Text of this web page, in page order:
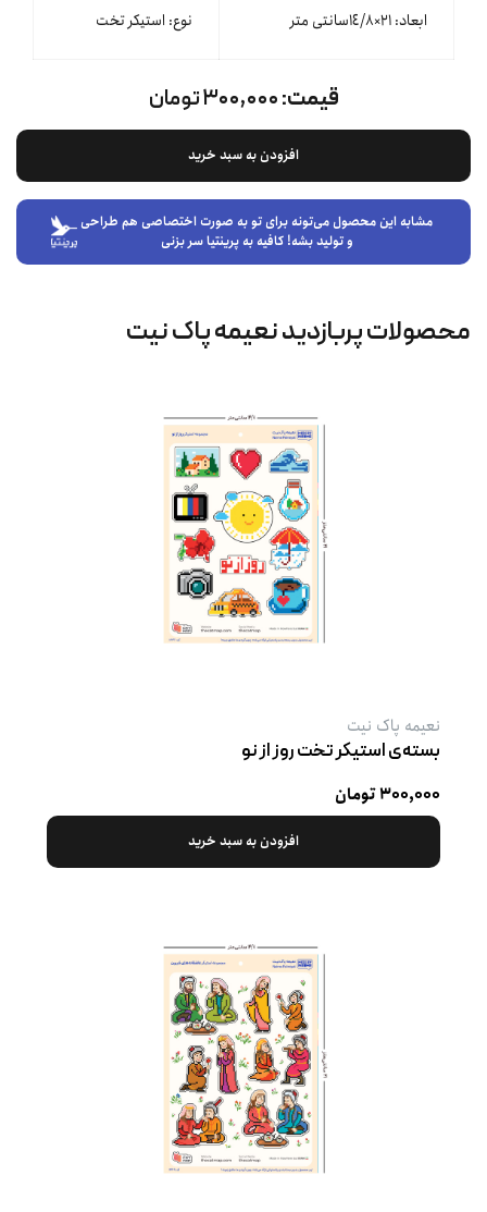
ابعاد: ٢١×١٤/٨سانتی متر نوع: استیکر تخت
قیمت:۳۰۰,۰۰۰ تومان
افزودن به سبد خرید
مشابه این محصول می‌تونه برای تو به صورت اختصاصی هم طراحی
و تولید بشه! کافیه به پرینتیا سر بزنی
محصولات پربازدید نعیمه پاک نیت
نعیمه پاک نیت
بسته‌ی استیکر تخت روز از نو
۳۰۰,۰۰۰ تومان
افزودن به سبد خرید